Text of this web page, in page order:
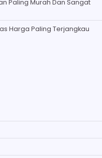
Paling Murah Dan Sangat
Harga Paling Terjangkau